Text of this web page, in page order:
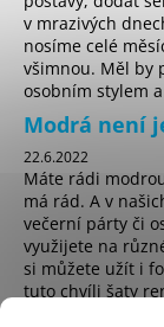
u
č
u
j
e
m
e
v mrazivých
nosíme celé
všimnou. Měl by
osobním stylem
Modrá není
22.6.2022
Máte rádi
má rád. A v
večerní párty či
využijete na
si můžete užít i
tuto chvíli šaty
koupíte za